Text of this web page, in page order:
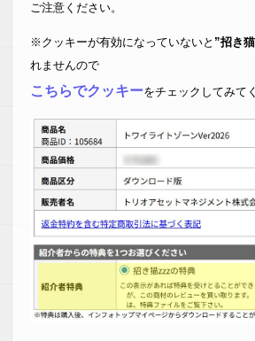
ご注意ください。
※クッキーが有効になっていないと ”招き
れませんので
こちらでクッキーをチェックしてみて